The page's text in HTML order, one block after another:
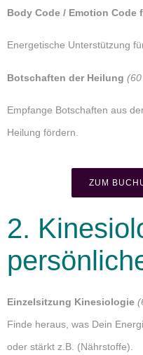
Body Code / Emotion Code
Energetische Unterstützung
Botschaften der Heilung
Empfange Botschaften aus
Heilung fördern.
ZUM
2.
Einzelsitzung Kinesiologie
Finde heraus, was Dein
oder stärkt z.B. (Nährstoffe).